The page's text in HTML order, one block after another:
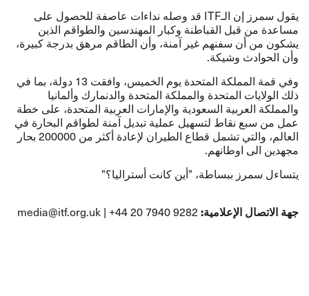
يقول سمرز إن الـITF قد وصله نداءات عاصفة للحصول على
مساعدة من قبل القباطنة وكبار المهندسين والطواقم الذين
يشكون من أن سفنهم غير آمنة، وأن الطاقم مرهق بدرجة كبيرة،
وأن الحوادث وشيكة.
وفي قمة المملكة المتحدة يوم الخميس، وافقت 13 دولة، بما في
ذلك الولايات المتحدة والمملكة المتحدة والدنمارك وألمانيا
والمملكة العربية السعودية والإمارات العربية المتحدة، على خطة
عمل من سبع نقاط لتسهيل عملية تبديل آمنة لطواقم البحارة في
العالم، والتي تشمل قطاع الطيران لإعادة أكثر من 200000 بحار
مجهدين الى اوطانهم.
يتساءل سمرز ببساطة، "أين كانت أستراليا؟"
جهة الاتصال الإعلامية: media@itf.org.uk | +44 20 7940 9282